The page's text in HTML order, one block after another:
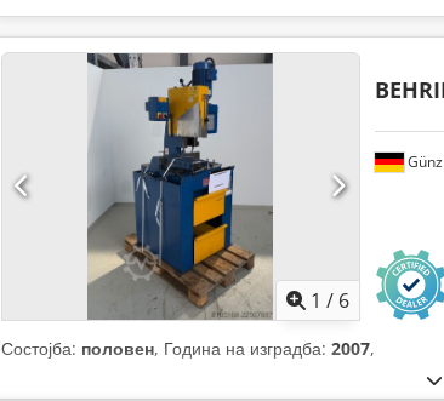
1 / 6
Состојба: половен, Година на изградба: 2007,